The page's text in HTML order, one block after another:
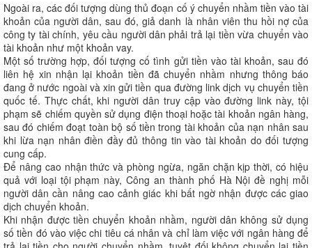
Ngoài ra, các đối tượng dùng thủ đoạn cố ý chuyển nhầm tiền vào tài
khoản của người dân, sau đó, giả danh là nhân viên thu hồi nợ của
công ty tài chính, yêu cầu người dân phải trả lại tiền vừa chuyển vào
tài khoản như một khoản vay.
Một số trường hợp, đối tượng cố tình gửi tiền vào tài khoản, sau đó
liên hệ xin nhận lại khoản tiền đã chuyển nhầm nhưng thông báo
đang ở nước ngoài và xin gửi tiền qua đường link dịch vụ chuyển tiền
quốc tế. Thực chất, khi người dân truy cập vào đường link này, tội
phạm sẽ chiếm quyền sử dụng điện thoại hoặc tài khoản ngân hàng,
sau đó chiếm đoạt toàn bộ số tiền trong tài khoản của nạn nhân sau
khi lừa nạn nhân điền đầy đủ thông tin vào tài khoản do đối tượng
cung cấp.
Để nâng cao nhận thức và phòng ngừa, ngăn chặn kịp thời, có hiệu
quả với loại tội phạm này, Công an thành phố Hà Nội đề nghị mỗi
người dân cần nâng cao cảnh giác khi bất ngờ nhận được các giao
dịch chuyển khoản.
Khi nhận được tiền chuyển khoản nhầm, người dân không sử dụng
số tiền đó vào việc chi tiêu cá nhân và chỉ làm việc với ngân hàng để